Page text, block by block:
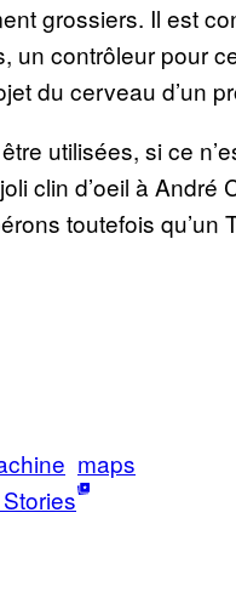
grossiers. Il est
contrôleur pour
du cerveau d’un
utilisées, si ce
clin d’oeil à André
toutefois qu’un
maps